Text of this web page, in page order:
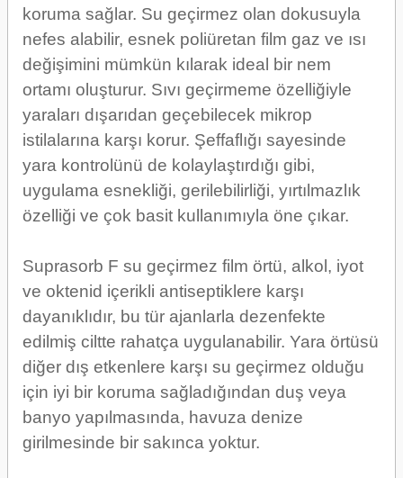
koruma sağlar. Su geçirmez olan dokusuyla
nefes alabilir, esnek poliüretan film gaz ve ısı
değişimini mümkün kılarak ideal bir nem
ortamı oluşturur. Sıvı geçirmeme özelliğiyle
yaraları dışarıdan geçebilecek mikrop
istilalarına karşı korur. Şeffaflığı sayesinde
yara kontrolünü de kolaylaştırdığı gibi,
uygulama esnekliği, gerilebilirliği, yırtılmazlık
özelliği ve çok basit kullanımıyla öne çıkar.
Suprasorb F su geçirmez film örtü, alkol, iyot
ve oktenid içerikli antiseptiklere karşı
dayanıklıdır, bu tür ajanlarla dezenfekte
edilmiş ciltte rahatça uygulanabilir. Yara örtüsü
diğer dış etkenlere karşı su geçirmez olduğu
için iyi bir koruma sağladığından duş veya
banyo yapılmasında, havuza denize
girilmesinde bir sakınca yoktur.